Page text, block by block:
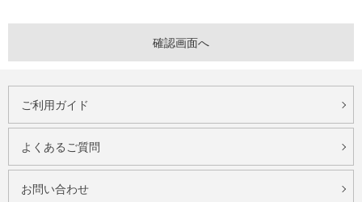
ご利用ガイド
よくあるご質問
お問い合わせ